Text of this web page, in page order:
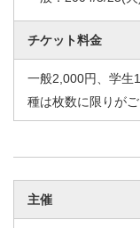
チケット料金
一般2,000円、学生
種は枚数に限りがご
主催